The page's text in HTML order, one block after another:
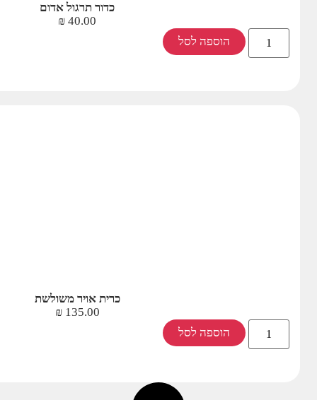
כדור תרגול אדום
40.00
₪
הוספה לסל
כרית אויר משולשת
135.00
₪
הוספה לסל